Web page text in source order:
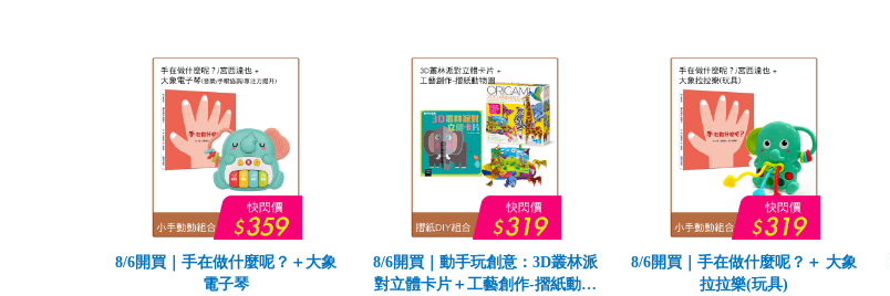
8/6開買｜手在做什麼呢？＋大象
電子琴
8/6開買｜動手玩創意：3D叢林派
對立體卡片＋工藝創作-摺紙動物
8/6開買｜手在做什麼呢？＋ 大象
拉拉樂(玩具)